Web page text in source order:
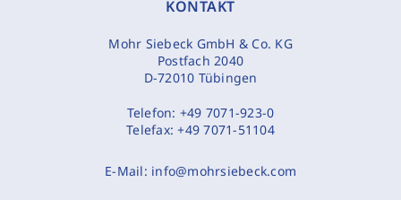
KONTAKT
Mohr Siebeck GmbH & Co. KG
Postfach 2040
D-72010 Tübingen
Telefon: +49 7071-923-0
Telefax:+49 7071-51104
E-Mail: info@mohrsiebeck.com